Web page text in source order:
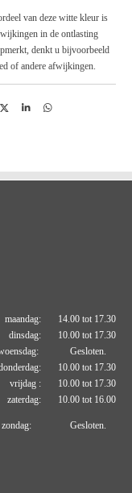
van deze witte kleur is
in de ontlasting
denkt u bijvoorbeeld
of andere afwijkingen.
D
S
D
maandag: 14.00 tot 17.30
dinsdag: 10.00 tot 17.30
Gesloten.
10.00 tot 17.30
vrijdag : 10.00 tot 17.30
zaterdag: 10.00 tot 16.00
zondag: Gesloten.